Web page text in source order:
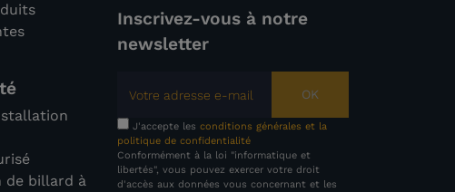
de billard à
Inscrivez-vous à notre
newsletter
OK
J'accepte les conditions générales et la
politique de confidentialité
Conformément à la loi "informatique et
libertés", vous pouvez exercer votre droit
d'accès aux données vous concernant et les